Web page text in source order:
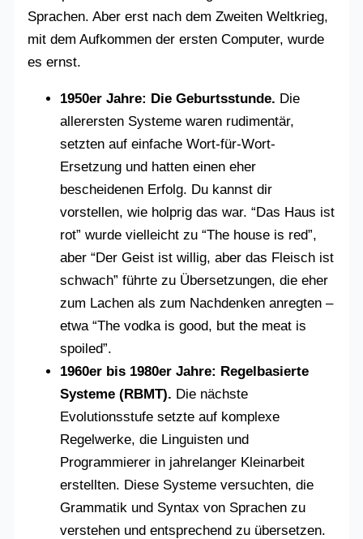
Sprachen. Aber erst nach dem Zweiten Weltkrieg,
mit dem Aufkommen der ersten Computer, wurde
es ernst.
1950er Jahre: Die Geburtsstunde. Die
allerersten Systeme waren rudimentär,
setzten auf einfache Wort-für-Wort-
Ersetzung und hatten einen eher
bescheidenen Erfolg. Du kannst dir
vorstellen, wie holprig das war. “Das Haus ist
rot” wurde vielleicht zu “The house is red”,
aber “Der Geist ist willig, aber das Fleisch ist
schwach” führte zu Übersetzungen, die eher
zum Lachen als zum Nachdenken anregten –
etwa “The vodka is good, but the meat is
spoiled”.
1960er bis 1980er Jahre: Regelbasierte
Systeme (RBMT). Die nächste
Evolutionsstufe setzte auf komplexe
Regelwerke, die Linguisten und
Programmierer in jahrelanger Kleinarbeit
erstellten. Diese Systeme versuchten, die
Grammatik und Syntax von Sprachen zu
verstehen und entsprechend zu übersetzen.